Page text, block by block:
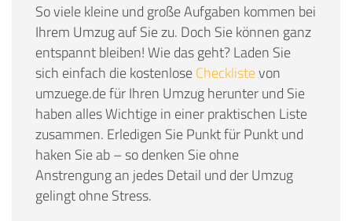
So viele kleine und große Aufgaben kommen bei
Ihrem Umzug auf Sie zu. Doch Sie können ganz
entspannt bleiben! Wie das geht? Laden Sie
sich einfach die kostenloseChecklistevon
umzuege.de für Ihren Umzug herunter und Sie
haben alles Wichtige in einer praktischen Liste
zusammen. Erledigen Sie Punkt für Punkt und
haken Sie ab – so denken Sie ohne
Anstrengung an jedes Detail und der Umzug
gelingt ohne Stress.